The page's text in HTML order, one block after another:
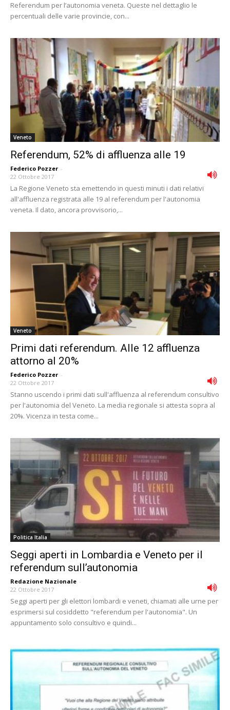
Referendum per l’autonomia veneta. Queste nel dettaglio le
percentuali delle varie provincie, con...
Veneto
Referendum, 52% di affluenza alle 19
Federico Pozzer -
22 Ottobre 2017
La Regione Veneto sta emettendo in questi minuti i dati relativi
all'affluenza registrata alle 19 al referendum per l'autonomia
veneta. Il dato, ancora provvisorio,...
Veneto
Primi dati referendum. Alle 12 affluenza
attorno al 20%
Federico Pozzer -
22 Ottobre 2017
Stanno uscendo i primi dati sull'affluenza al referendum consultivo
per l'autonomia del Veneto. La media regionale si attesta sopra al
20%. Vicenza in testa come...
Politica Italia
Seggi aperti in Lombardia e Veneto per il
referendum sullʼautonomia
Redazione Nazionale -
22 Ottobre 2017
Seggi aperti per gli elettori lombardi e veneti, chiamati alle urne per
esprimersi sul cosiddetto "referendum per l'autonomia". Un
appuntamento solo consultivo e quindi...